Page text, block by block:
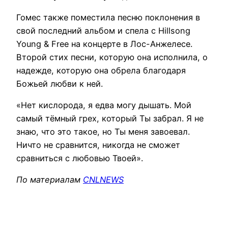
Гомес также поместила песню поклонения в
свой последний альбом и спела с Hillsong
Young & Free на концерте в Лос-Анжелесе.
Второй стих песни, которую она исполнила, о
надежде, которую она обрела благодаря
Божьей любви к ней.
«Нет кислорода, я едва могу дышать. Мой
самый тёмный грех, который Ты забрал. Я не
знаю, что это такое, но Ты меня завоевал.
Ничто не сравнится, никогда не сможет
сравниться с любовью Твоей».
По материалам CNLNEWS